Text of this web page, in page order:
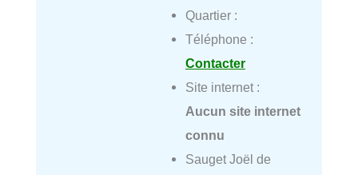
Quartier :
Téléphone :
Contacter
Site internet :
Aucun site internet
connu
Sauget Joël de